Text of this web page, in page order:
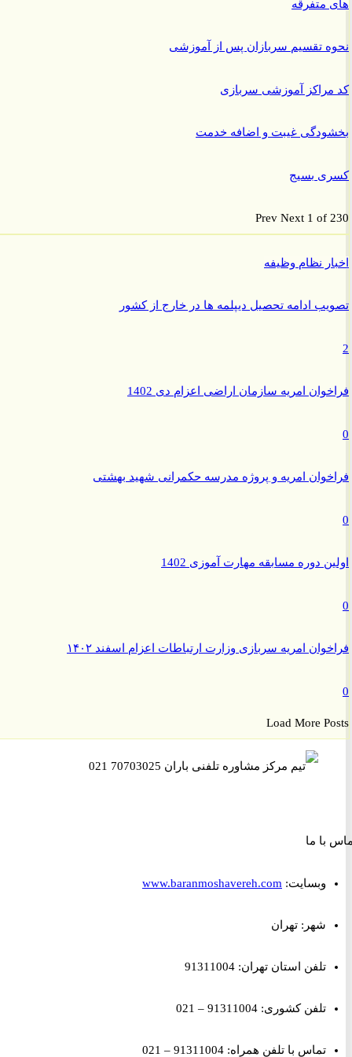
متفرقه
تقسیم سربازان پس از آموزشی
آموزشی سربازی
غیبت و اضافه خدمت
بسیج
PrevNext 1 of
نظام وظیفه
ادامه تحصیل دیپلمه ها در خارج از کشور
امریه سازمان اراضی اعزام دی 1402
امریه و پروژه مدرسه حکمرانی شهید بهشتی
دوره مسابقه مهارت آموزی 1402
امریه سربازی وزارت ارتباطات اعزام اسفند ۱۴۰۲
Load More
ما
وبسایت:www.baranmoshavereh.com
شهر: تهران
تلفن استان تهران: 91311004
تلفن کشوری: 91311004 – 021
تماس با تلفن همراه: 91311004 – 021